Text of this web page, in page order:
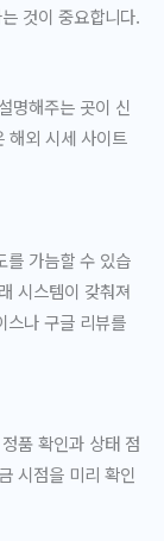
것이 중요합니다.
명해주는 곳이 신
해외 시세 사이트
를 가늠할 수 있습
시스템이 갖춰져
스나 구글 리뷰를
품 확인과 상태 점
시점을 미리 확인